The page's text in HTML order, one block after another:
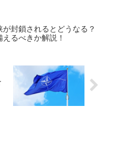
が封鎖されるとどうなる？
えるべきか解説！